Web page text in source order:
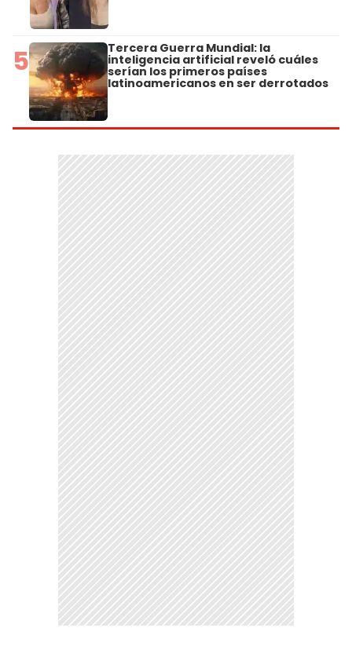
5 Tercera Guerra Mundial: la
inteligencia artificial reveló cuáles
serían los primeros países
latinoamericanos en ser derrotados